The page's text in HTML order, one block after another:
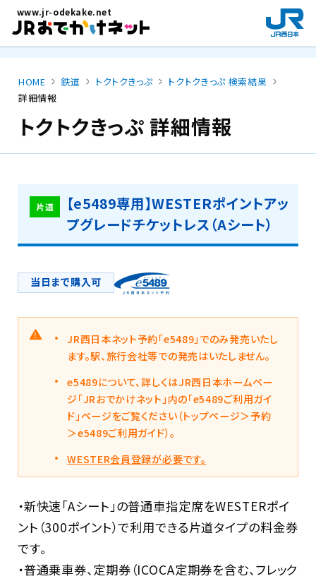
メインコンテンツにスキップ
www.jr-odekake.net
新
規
ウ
ン
開
す
。
HOME 鉄道 トクトクきっぷ
トクトクきっぷ 検索結果
詳細情報
トクトクきっぷ 詳細情報
片道
【e5489専用】WESTERポイントアッ
プグレードチケットレス（Aシート）
当日まで購入可
JR西日本ネット予約「e5489」でのみ発売いたし
ます。駅、旅行会社等での発売はいたしません。
e5489について、詳しくはJR西日本ホームペー
ジ「JRおでかけネット」内の「e5489ご利用ガイ
ド」ページをご覧ください（トップページ＞予約
＞e5489ご利用ガイド）。
WESTER会員登録が必要です。
・新快速「Aシート」の普通車指定席をWESTERポイ
ント（300ポイント）で利用できる片道タイプの料金券
です。
・普通乗車券、定期券（ICOCA定期券を含む、フレック